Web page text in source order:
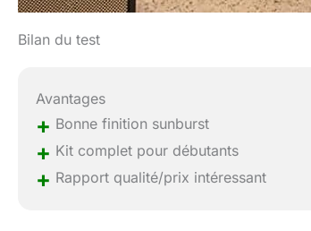
Bilan du test
Avantages
+ Bonne finition sunburst
+ Kit complet pour débutants
+ Rapport qualité/prix intéressant